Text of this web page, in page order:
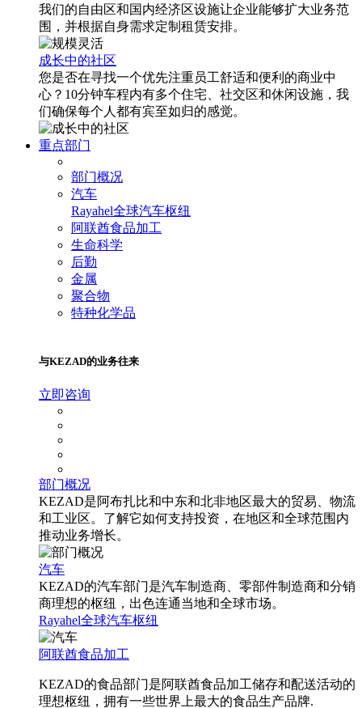
我们的自由区和国内经济区设施让企业能够扩大业务范
围，并根据自身需求定制租赁安排。
成长中的社区
您是否在寻找一个优先注重员工舒适和便利的商业中
心？10分钟车程内有多个住宅、社交区和休闲设施，我
们确保每个人都有宾至如归的感觉。
重点部门
部门概况
汽车
Rayahel全球汽车枢纽
阿联酋食品加工
生命科学
后勤
金属
聚合物
特种化学品
与KEZAD的业务往来
立即咨询
部门概况
KEZAD是阿布扎比和中东和北非地区最大的贸易、物流
和工业区。了解它如何支持投资，在地区和全球范围内
推动业务增长。
汽车
KEZAD的汽车部门是汽车制造商、零部件制造商和分销
商理想的枢纽，出色连通当地和全球市场。
Rayahel全球汽车枢纽
阿联酋食品加工
KEZAD的食品部门是阿联酋食品加工储存和配送活动的
理想枢纽，拥有一些世界上最大的食品生产品牌.